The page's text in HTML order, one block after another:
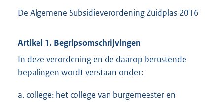
De Algemene Subsidieverordening Zuidplas 2016
Artikel 1. Begripsomschrijvingen
In deze verordening en de daarop berustende
bepalingen wordt verstaan onder:
a. college: het college van burgemeester en